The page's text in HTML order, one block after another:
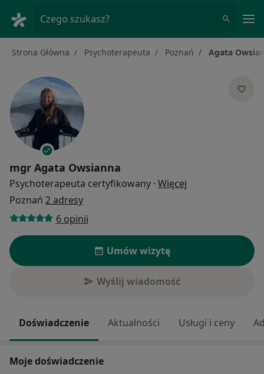
Czego szukasz?
Strona Główna Psychoterapeuta Poznań Agata
mgr Agata Owsianna
Psychoterapeuta certyfikowany · Więcej
Poznań 2 adresy
6 opinii
Umów wizytę
Wyślij wiadomość
Doświadczenie Aktualności Usługi i ceny
Moje doświadczenie